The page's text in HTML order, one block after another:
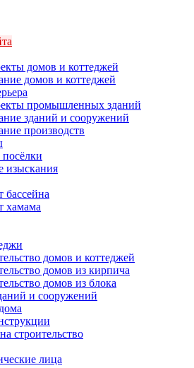
домов и коттеджей
домов и коттеджей
промышленных зданий
зданий и сооружений
производств
изыскания
бассейна
хамама
домов и коттеджей
домов из кирпича
домов из блока
и сооружений
строительство
лица